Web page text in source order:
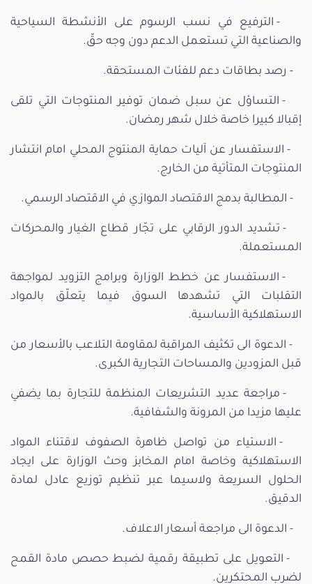
- الترفيع في نسب الرسوم على الأنشطة السياحية
والصناعية التي تستعمل الدعم دون وجه حقّ.
- رصد بطاقات دعم للفئات المستحقة.
- التساؤل عن سبل ضمان توفير المنتوجات التي تلقى
إقبالا كبيرا خاصة خلال شهر رمضان.
- الاستفسار عن آليات حماية المنتوج المحلي امام انتشار
المنتوجات المتأتية من الخارج.
- المطالبة بدمج الاقتصاد الموازي في الاقتصاد الرسمي.
- تشديد الدور الرقابي على تجّار قطاع الغيار والمحركات
المستعملة.
- الاستفسار عن خطط الوزارة وبرامج التزويد لمواجهة
التقلبات التي تشهدها السوق فيما يتعلّق بالمواد
الاستهلاكية الأساسية.
- الدعوة الى تكثيف المراقبة لمقاومة التلاعب بالأسعار من
قبل المزودين والمساحات التجارية الكبرى.
- مراجعة عديد التشريعات المنظمة للتجارة بما يضفي
عليها مزيدا من المرونة والشفافية.
- الاستياء من تواصل ظاهرة الصفوف لاقتناء المواد
الاستهلاكية وخاصة امام المخابز وحث الوزارة على ايجاد
الحلول السريعة ولاسيما عبر تنظيم توزيع عادل لمادة
الدقيق.
- الدعوة الى مراجعة أسعار الاعلاف.
- التعويل على تطبيقة رقمية لضبط حصص مادة القمح
لضرب المحتكرين.